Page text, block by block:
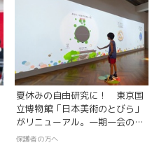
夏休みの自由研究に！ 東京国
立博物館「日本美術のとびら」
がリニューアル。一期一会の新
しいデジタル鑑賞体験
保護者の方へ